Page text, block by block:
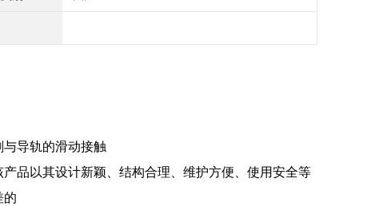
导轨的滑动接触
品以其设计新颖、结构合理、维护方便、使用安全等
的